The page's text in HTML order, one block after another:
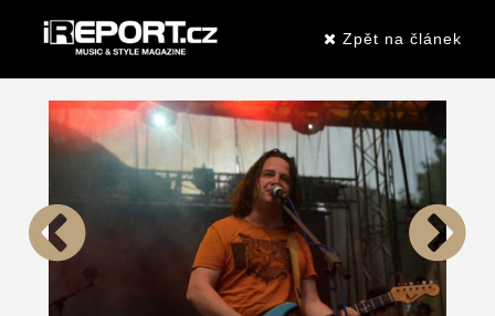
Zpět na článek